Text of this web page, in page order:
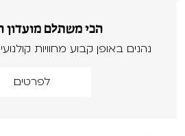
הכי משתלם מועדון
נהנים באופן קבוע מחוויות
לפרטים